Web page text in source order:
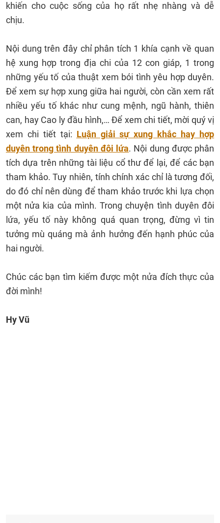
khiến cho cuộc sống của họ rất nhẹ nhàng và dễ
chịu.
Nội dung trên đây chỉ phân tích 1 khía cạnh về quan
hệ xung hợp trong địa chi của 12 con giáp, 1 trong
những yếu tố của thuật xem bói tình yêu hợp duyên.
Để xem sự hợp xung giữa hai người, còn cần xem rất
nhiều yếu tố khác như cung mệnh, ngũ hành, thiên
can, hay Cao ly đầu hình,… Để xem chi tiết, mời quý vị
xem chi tiết tại: Luận giải sự xung khắc hay hợp
duyên trong tình duyên đôi lứa. Nội dung được phân
tích dựa trên những tài liệu cổ thư để lại, để các bạn
tham khảo. Tuy nhiên, tính chính xác chỉ là tương đối,
do đó chỉ nên dùng để tham khảo trước khi lựa chọn
một nửa kia của mình. Trong chuyện tình duyên đôi
lứa, yếu tố này không quá quan trọng, đừng vì tin
tưởng mù quáng mà ảnh hưởng đến hạnh phúc của
hai người.
Chúc các bạn tìm kiếm được một nửa đích thực của
đời mình!
Hy Vũ